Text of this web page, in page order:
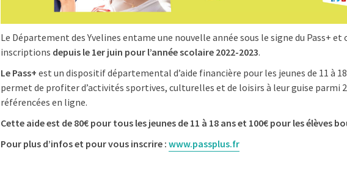
Le Département des Yvelines entame une nouvelle année sous le signe du Pass+ et
inscriptions depuis le 1er juin pour l’année scolaire 2022-2023.
Le Pass+ est un dispositif départemental d’aide financière pour les jeunes de 11 à
permet de profiter d’activités sportives, culturelles et de loisirs à leur guise parmi
référencées en ligne.
Cette aide est de 80€ pour tous les jeunes de 11 à 18 ans et 100€ pour les élèves
Pour plus d’infos et pour vous inscrire : www.passplus.fr